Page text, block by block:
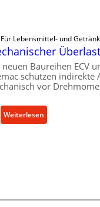
Für Lebensmittel- und
neuen Baureihen ECV
schützen
vor
Weiterlesen:
M
i